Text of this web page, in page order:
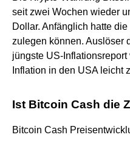
seit zwei Wochen wieder
Dollar. Anfänglich hatte
zulegen können. Auslöser
jüngste US-
Inflation in den USA leicht
Ist Bitcoin Cash die
Bitcoin Cash